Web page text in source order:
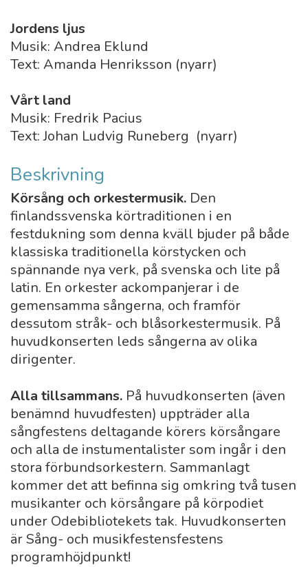
Jordens ljus
Musik: Andrea Eklund
Text: Amanda Henriksson (nyarr)
Vårt land
Musik: Fredrik Pacius
Text: Johan Ludvig Runeberg (nyarr)
Beskrivning
Körsång och orkestermusik. Den
finlandssvenska körtraditionen i en
festdukning som denna kväll bjuder på både
klassiska traditionella körstycken och
spännande nya verk, på svenska och lite på
latin. En orkester ackompanjerar i de
gemensamma sångerna, och framför
dessutom stråk- och blåsorkestermusik. På
huvudkonserten leds sångerna av olika
dirigenter.
Alla tillsammans. På huvudkonserten (även
benämnd huvudfesten) uppträder alla
sångfestens deltagande körers körsångare
och alla de instumentalister som ingår i den
stora förbundsorkestern. Sammanlagt
kommer det att befinna sig omkring två tusen
musikanter och körsångare på körpodiet
under Odebibliotekets tak. Huvudkonserten
är Sång- och musikfestensfestens
programhöjdpunkt!